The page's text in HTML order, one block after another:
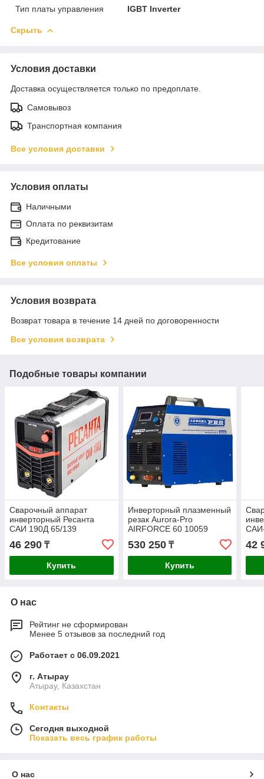
Тип платы управления
IGBT Inverter
Скрыть
Условия доставки
Доставка осуществляется только по предоплате.
Самовывоз
Транспортная компания
Все условия доставки
Условия оплаты
Наличными
Оплата по реквизитам
Кредитование
Все условия оплаты
Условия возврата
Возврат товара в течение 14 дней по договоренности
Все условия возврата
Подобные товары компании
Сварочный аппарат
инверторный Ресанта
САИ 190Д 65/139
46 290 ₸
Купить
Инверторный плазменный
резак Aurora-Pro
AIRFORCE 60 10059
530 250₸
Купить
42
О нас
Рейтинг не сформирован
Менее 5 отзывов за последний год
Работает с 06.09.2021
г. Атырау
Атырау, Казахстан
Контакты
Сегодня выходной
Показать весь график работы
О нас